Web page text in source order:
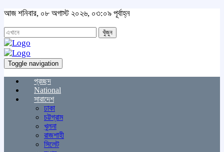
আজ শনিবার, ০৮ অগাস্ট ২০২৬, ০৩:০৯ পূর্বাহ্ন
খুঁজুন
Toggle navigation
প্রচ্ছদ
National
সারাদেশ
ঢাকা
চট্টগ্রাম
খুলনা
রাজশাহী
সিলেট